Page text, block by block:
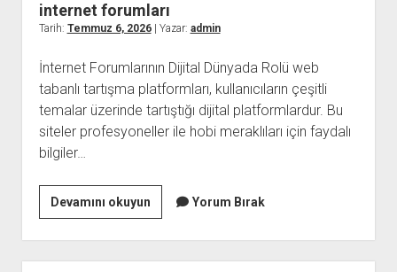
internet forumları
Tarih: Temmuz 6, 2026| Yazar: admin
İnternet Forumlarının Dijital Dünyada Rolü web
tabanlı tartışma platformları, kullanıcıların çeşitli
temalar üzerinde tartıştığı dijital platformlardur. Bu
siteler profesyoneller ile hobi meraklıları için faydalı
bilgiler…
Devamını okuyuninternet
forumları
Yorum Bırak